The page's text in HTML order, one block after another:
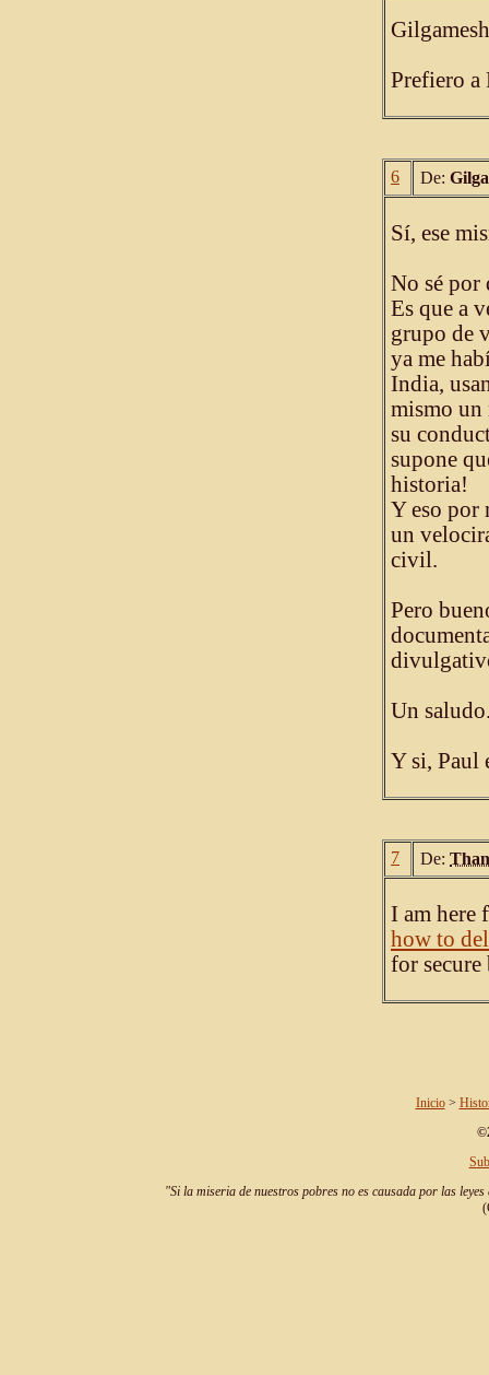
Prefiero a
6 De:
Sí, ese
No sé por
Es que a
grupo de
ya me
India,
mismo un
su
supone
historia!
Y eso por
un
civil.
Pero
Un
Y si, Paul
7 De:
I am here
how to
for
Inicio>
"Si la miseria de nuestros pobres no es causada por las